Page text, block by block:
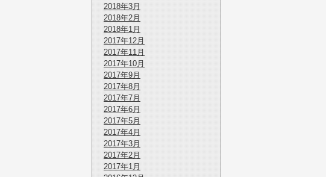
2018年3月
2018年2月
2018年1月
2017年12月
2017年11月
2017年10月
2017年9月
2017年8月
2017年7月
2017年6月
2017年5月
2017年4月
2017年3月
2017年2月
2017年1月